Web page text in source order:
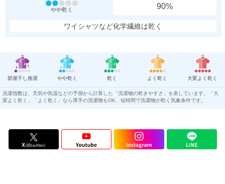
やや乾く
90%
ワイシャツなど化学繊維は乾く
部屋干し推奨 やや乾く 乾く よく乾く 大変よく乾く
洗濯指数は、天気や気温などの予測から計算した「洗濯物の乾きやすさ」を表しています。「大
変よく乾く」「よく乾く」なら厚手の洗濯物もOK、短時間で洗濯物が乾く気象条件です。